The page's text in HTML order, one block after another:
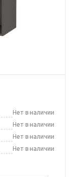
Нет в наличии
Нет в наличии
Нет в наличии
Нет в наличии